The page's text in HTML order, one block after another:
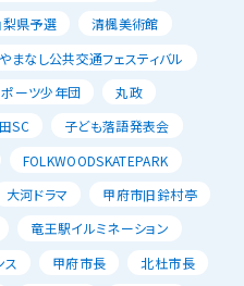
県予選
清楓美術館
やまなし公共交通フェスティバル
ポーツ少年団
丸政
SC
子ども落語発表会
FOLKWOODSKATEPARK
大河ドラマ
甲府市旧鈴村亭
竜王駅イルミネーション
ス 甲府市長
北杜市長